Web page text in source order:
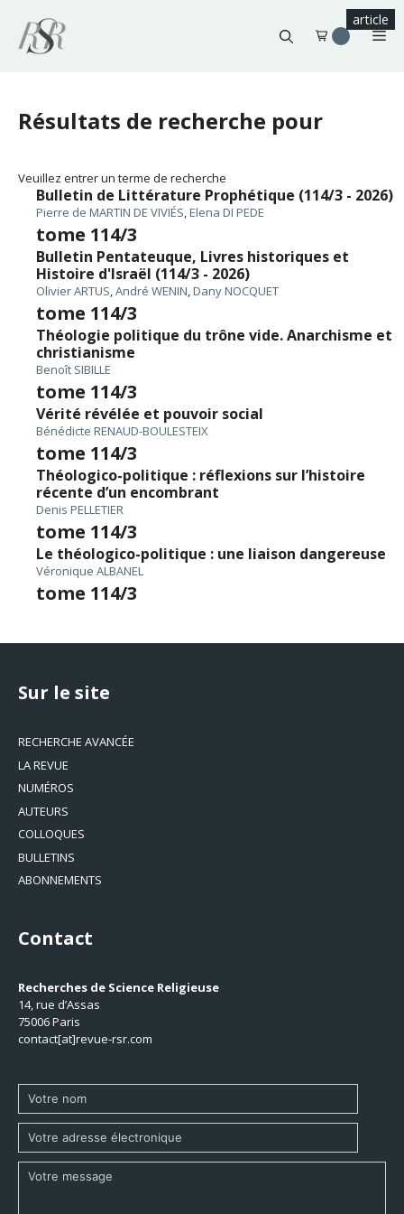
contenu
Résultats de recherche pour
Veuillez entrer un terme de recherche
article
Bulletin de Littérature Prophétique (114/3 - 2026)
Pierre de MARTIN DE VIVIÉS,Elena DI PEDE
tome 114/3
article
Bulletin Pentateuque, Livres historiques et
Histoire d'Israël (114/3 - 2026)
Olivier ARTUS,André WENIN,Dany NOCQUET
tome 114/3
article
Théologie politique du trône vide. Anarchisme et
christianisme
Benoît SIBILLE
tome 114/3
article
Vérité révélée et pouvoir social
Bénédicte RENAUD-BOULESTEIX
tome 114/3
article
Théologico-politique : réflexions sur l’histoire
récente d’un encombrant
Denis PELLETIER
tome 114/3
article
Le théologico-politique : une liaison dangereuse
Véronique ALBANEL
tome 114/3
Sur le site
RECHERCHE AVANCÉE
LA REVUE
NUMÉROS
AUTEURS
COLLOQUES
BULLETINS
ABONNEMENTS
Contact
Recherches de Science Religieuse
14, rue d’Assas
75006 Paris
contact[at]revue-rsr.com